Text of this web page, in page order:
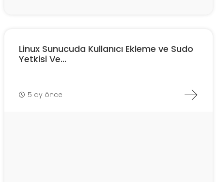
Linux Sunucuda Kullanıcı Ekleme ve Sudo
Yetkisi Ve...
5 ay önce